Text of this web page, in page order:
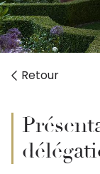
Retour